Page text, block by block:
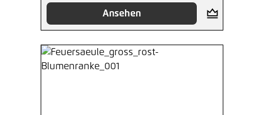
Ansehen